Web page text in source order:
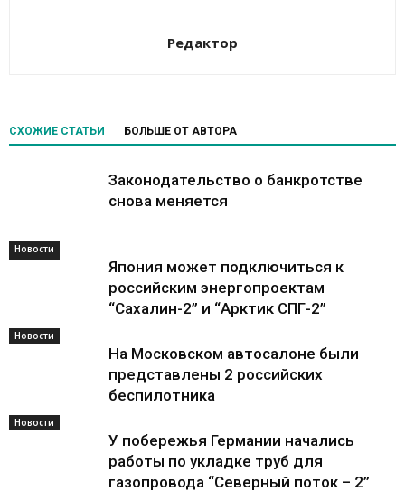
Редактор
СХОЖИЕ СТАТЬИ БОЛЬШЕ ОТ АВТОРА
Новости
Законодательство о банкротстве
снова меняется
Новости
Япония может подключиться к
российским энергопроектам
“Сахалин-2” и “Арктик СПГ-2”
Новости
На Московском автосалоне были
представлены 2 российских
беспилотника
Новости
У побережья Германии начались
работы по укладке труб для
газопровода “Северный поток – 2”